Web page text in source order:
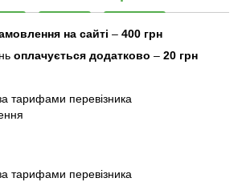
на сайті – 400 грн
оплачується додатково – 20 грн
тарифами перевізника
тарифами перевізника